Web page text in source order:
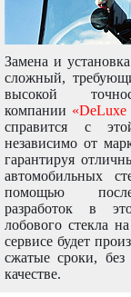
Замена и
сложный,
высокой
компании «DeLuxe
справится с
независимо от
гарантируя
автомобильных
помощью
разработок в
лобового стекла
сервисе будет
сжатые сроки,
качестве.